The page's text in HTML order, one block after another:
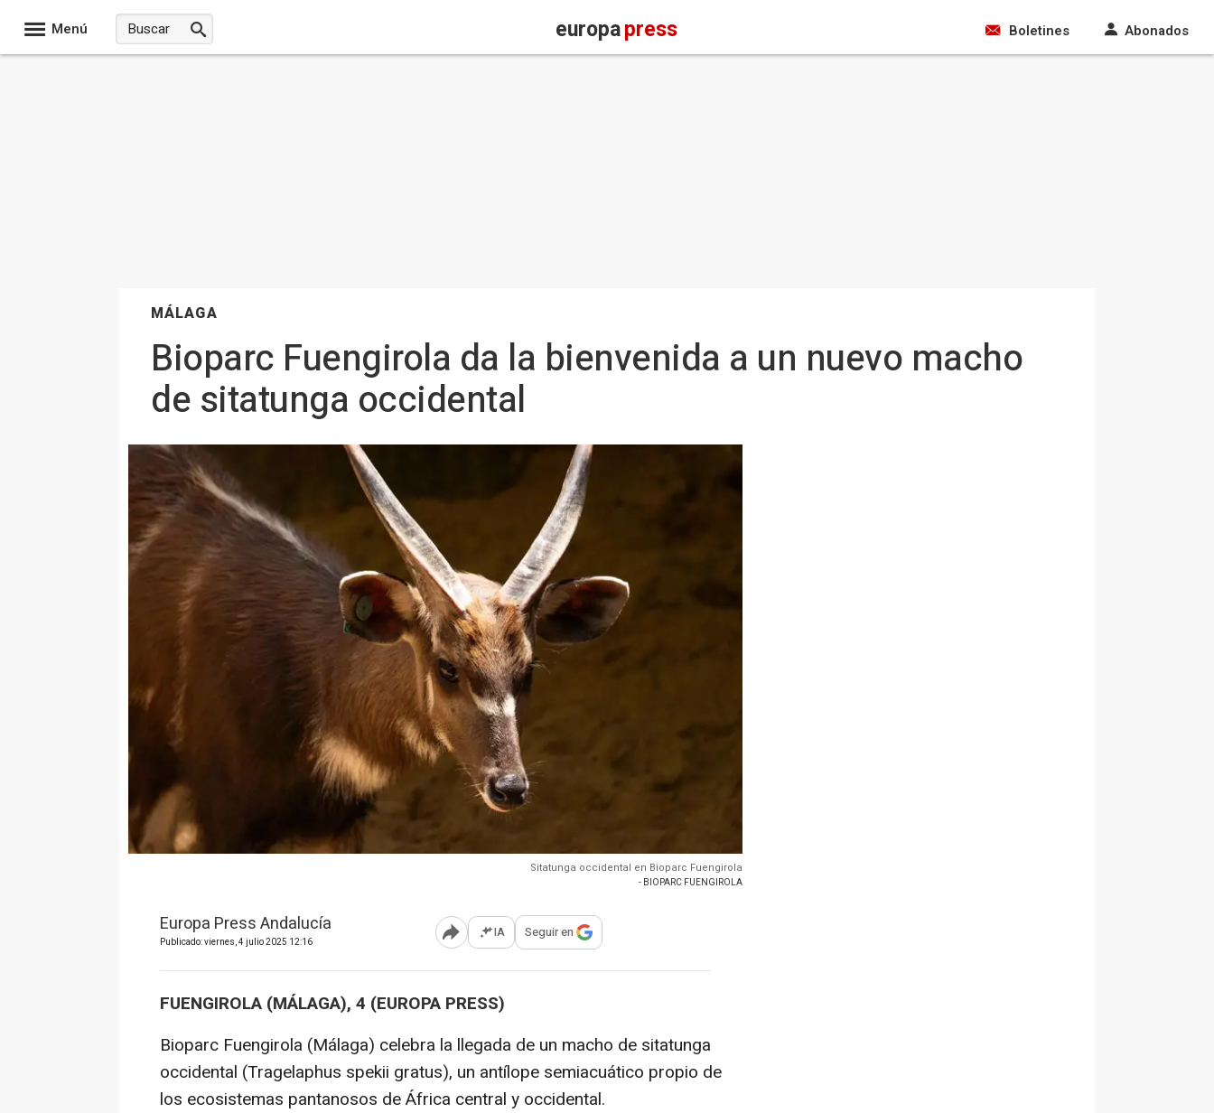
Menú europapress Boletines Abonados
MÁLAGA
Bioparc Fuengirola da la bienvenida a un nuevo macho
de sitatunga occidental
Sitatunga occidental en Bioparc Fuengirola
- BIOPARC FUENGIROLA
Europa Press Andalucía
Publicado: viernes, 4 julio 2025 12:16 Abrir opciones para compartir
IA Seguir en
FUENGIROLA (MÁLAGA), 4 (EUROPA PRESS)
Bioparc Fuengirola (Málaga) celebra la llegada de un macho de sitatunga
occidental (Tragelaphus spekii gratus), un antílope semiacuático propio de
los ecosistemas pantanosos de África central y occidental.